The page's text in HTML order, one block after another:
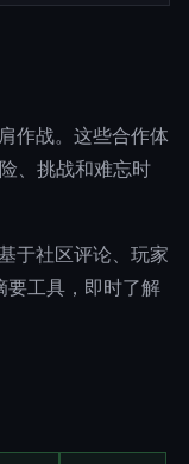
作战。这些合作体
、挑战和难忘时
于社区评论、玩家
要工具，即时了解